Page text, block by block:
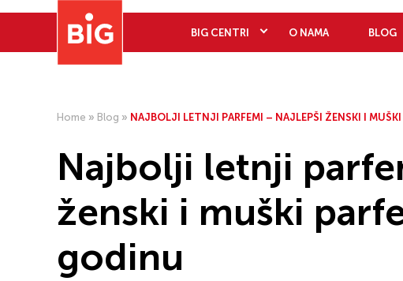
BIG CENTRI O NAMA BLOG
Home » Blog » NAJBOLJI LETNJI PARFEMI – NAJLEPŠI ŽENSKI I
Najbolji letnji
ženski i muški
godinu